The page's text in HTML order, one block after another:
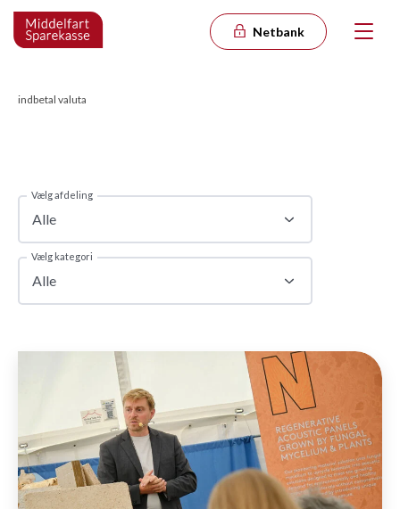
Netbank
indbetal valuta
Vælg afdeling
Alle
Vælg kategori
Alle